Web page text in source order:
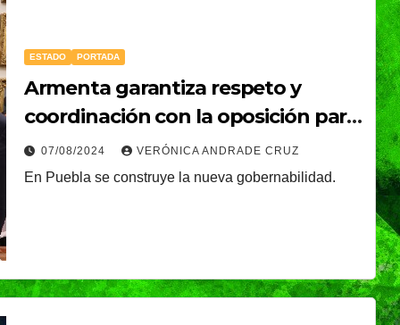
ESTADO PORTADA
Armenta garantiza respeto y
coordinación con la oposición para
el bienestar de Puebla
07/08/2024 VERÓNICA ANDRADE CRUZ
En Puebla se construye la nueva gobernabilidad.